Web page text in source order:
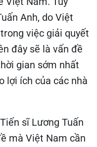
Anh, do Việt
việc giải quyết
đây sẽ là vấn đề
gian sớm nhất
lợi ích của các nhà
sĩ Lương Tuấn
mà Việt Nam cần